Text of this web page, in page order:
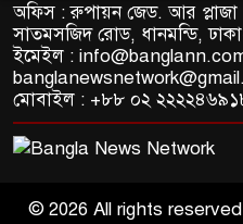
অফিস : রুপায়ন জেড. আর
সাতমসজিদ রোড, ধানমন্ডি,
ইমেইল :
মোবাইল : +৮৮ ০২
© 2026 All rights